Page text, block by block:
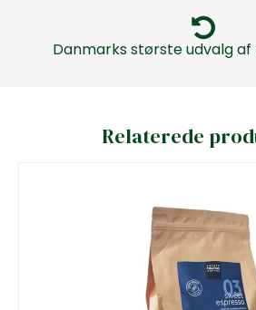
Danmarks største udvalg af
Relaterede